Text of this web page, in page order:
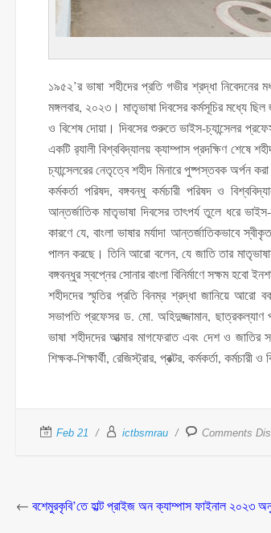
১৯৫২’র ভাষা শহীদের প্রতি গভীর শ্রদ্ধা
মঙ্গলবার, ২০২৩। মাতৃভাষা দিবসের কর্মসূচির মধ্যে
ও বিশেষ দোয়া। দিবসের শুরুতে ভাইস-চ্যান্সেলর
একটি র‌্যালী বিশ্ববিদ্যালয় ক্যাম্পাস প্রদক্ষিণ শেষে
চ্যান্সেলরের নেতৃত্বে শহীদ মিনারে পুষ্পস্তবক অর্পন
কর্মকর্তা পরিষদ, বঙ্গবন্ধু কর্মচারী পরিষদ ও
আন্তর্জাতিক মাতৃভাষা দিবসের তাৎপর্য তুলে ধরে
কারণে যে, বাংলা ভাষার মর্যাদা আন্তর্জাতিকভাবে
পালন করছে। তিনি আরো বলেন, যে জাতি তার
বঙ্গবন্ধুর স্বপ্নের সোনার বাংলা বিনির্মাণে সক্ষম হবো
শহীদদের স্মৃতির প্রতি বিনম্র শ্রদ্ধা জানিয়ে আরো
সভাপতি প্রফেসর ড. মো. অহিদুজ্জামান, ছাত্রকল্যাণ
ভাষা শহীদদের আত্মার মাগফেরাত এবং দেশ ও জাতির
শিক্ষক-শিক্ষার্থী, রেজিস্ট্রার, প্রক্টর, কর্মকর্তা,
Feb 21 ictbsmrau Comments
← বশেমুরকৃবি’তে হাল্ট প্রাইজ অন ক্যাম্পাস ফাইনাল ২০২৩